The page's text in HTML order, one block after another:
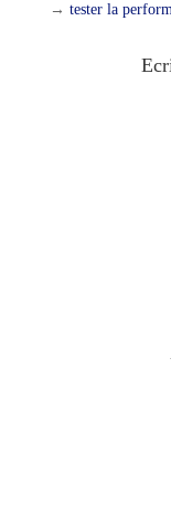
→ tester la